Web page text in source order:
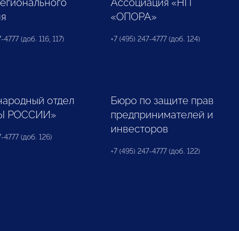
4777 (доб. 116, 117)
Ассоциация «НП
«ОПОРА»
+7 (495) 247-4777 (доб. 124)
отдел
РОССИИ»
4777 (доб. 126)
Бюро по защите прав
предпринимателей и
инвесторов
+7 (495) 247-4777 (доб. 122)